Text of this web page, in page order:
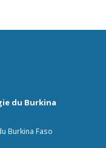
du Burkina
Burkina Faso